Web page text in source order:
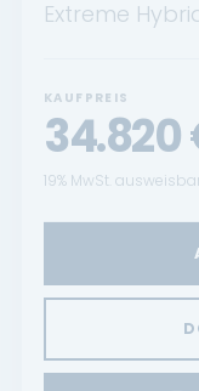
Extreme
KAUFPREIS
34.820
19% MwSt.